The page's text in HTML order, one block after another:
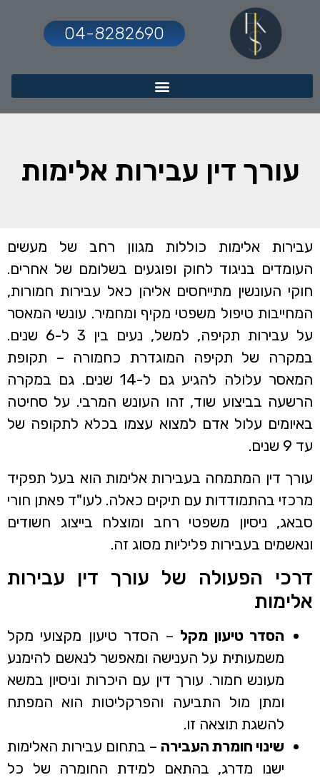
04-8282690
עורך דין עבירות אלימות
עבירות אלימות כוללות מגוון רחב של מעשים
העומדים בניגוד לחוק ופוגעים בשלומם של אחרים.
חוקי העונשין מתייחסים אליהן כאל עבירות חמורות,
המחייבות טיפול משפטי מקיף ומחמיר. עונשי המאסר
על עבירות תקיפה, למשל, נעים בין 3 ל-6 שנים.
במקרה של תקיפה המוגדרת כחמורה – תקופת
המאסר עלולה להגיע גם ל-14 שנים. גם במקרה
הרשעה בביצוע שוד, זהו העונש המרבי. על סחיטה
באיומים עלול אדם למצוא עצמו בכלא לתקופה של
עד 9 שנים.
עורך דין המתמחה בעבירות אלימות הוא בעל תפקיד
מרכזי בהתמודדות עם תיקים כאלה. לעו"ד פאתן חורי
סבאג, ניסיון משפטי רחב ומוצלח בייצוג חשודים
ונאשמים בעבירות פליליות מסוג זה.
דרכי הפעולה של עורך דין עבירות
אלימות
הסדר טיעון מקל – הסדר טיעון מקצועי מקל
משמעותית על הענישה ומאפשר לנאשם להימנע
מעונש חמור. עורך דין עם היכרות וניסיון במשא
ומתן מול התביעה והפרקליטות הוא המפתח
להשגת תוצאה זו.
שינוי חומרת העבירה – בתחום עבירות האלימות
ישנו מדרג, בהתאם למידת החומרה של כל